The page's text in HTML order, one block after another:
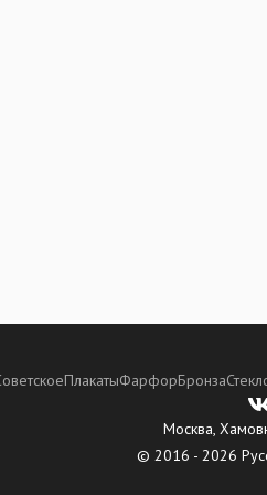
ПлакатыФарфорБронза
Москва,
© 2016 - 2026